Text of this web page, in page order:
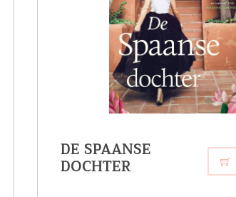
DE SPAANSE
DOCHTER